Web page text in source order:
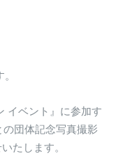
イベント』に参加す
団体記念写真撮影
たします。